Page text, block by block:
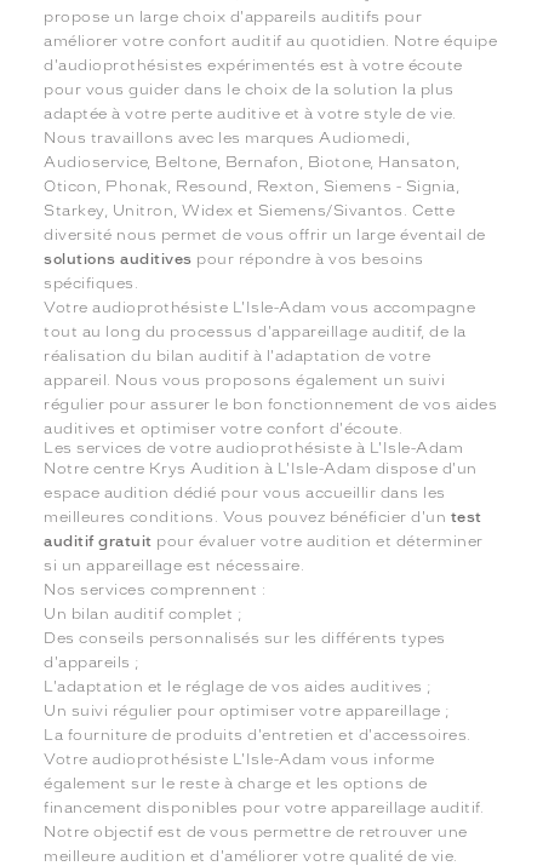
propose un large choix d'appareils auditifs pour
améliorer votre confort auditif au quotidien. Notre équipe
d'audioprothésistes expérimentés est à votre écoute
pour vous guider dans le choix de la solution la plus
adaptée à votre perte auditive et à votre style de vie.
Nous travaillons avec les marques Audiomedi,
Audioservice, Beltone, Bernafon, Biotone, Hansaton,
Oticon, Phonak, Resound, Rexton, Siemens - Signia,
Starkey, Unitron, Widex et Siemens/Sivantos. Cette
diversité nous permet de vous offrir un large éventail de
solutions auditives pour répondre à vos besoins
spécifiques.
Votre audioprothésiste L'Isle-Adam vous accompagne
tout au long du processus d'appareillage auditif, de la
réalisation du bilan auditif à l'adaptation de votre
appareil. Nous vous proposons également un suivi
régulier pour assurer le bon fonctionnement de vos aides
auditives et optimiser votre confort d'écoute.
Les services de votre audioprothésiste à L'Isle-Adam
Notre centre Krys Audition à L'Isle-Adam dispose d'un
espace audition dédié pour vous accueillir dans les
meilleures conditions. Vous pouvez bénéficier d'un test
auditif gratuit pour évaluer votre audition et déterminer
si un appareillage est nécessaire.
Nos services comprennent :
Un bilan auditif complet ;
Des conseils personnalisés sur les différents types
d'appareils ;
L'adaptation et le réglage de vos aides auditives ;
Un suivi régulier pour optimiser votre appareillage ;
La fourniture de produits d'entretien et d'accessoires.
Votre audioprothésiste L'Isle-Adam vous informe
également sur le reste à charge et les options de
financement disponibles pour votre appareillage auditif.
Notre objectif est de vous permettre de retrouver une
meilleure audition et d'améliorer votre qualité de vie.